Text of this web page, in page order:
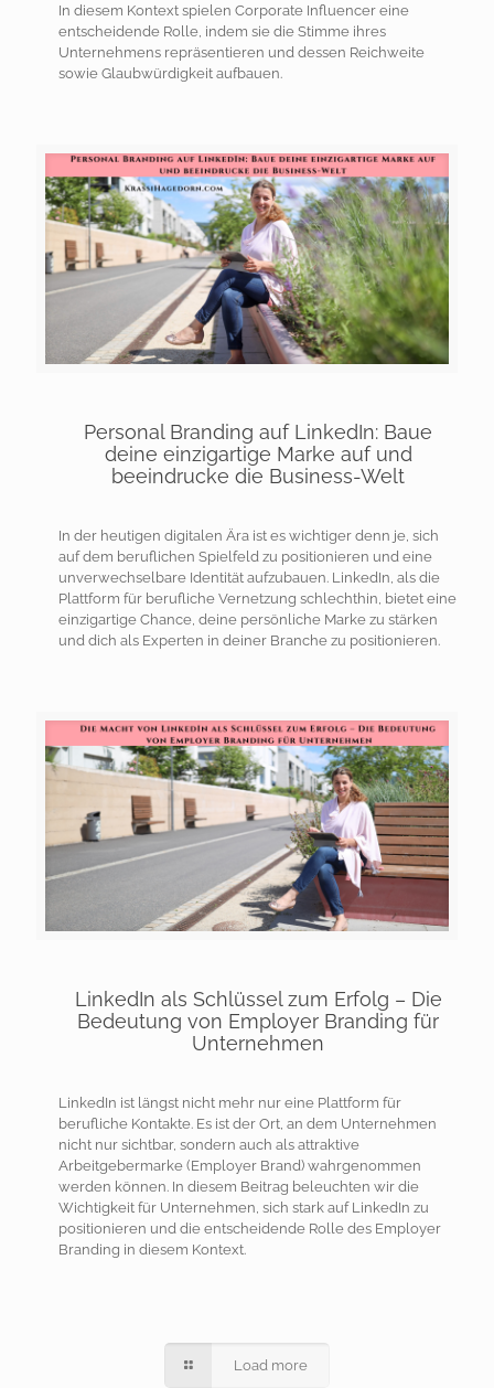
In diesem Kontext spielen Corporate Influencer eine
entscheidende Rolle, indem sie die Stimme ihres
Unternehmens repräsentieren und dessen Reichweite
sowie Glaubwürdigkeit aufbauen.
Personal Branding auf LinkedIn: Baue
deine einzigartige Marke auf und
beeindrucke die Business-Welt
In der heutigen digitalen Ära ist es wichtiger denn je, sich
auf dem beruflichen Spielfeld zu positionieren und eine
unverwechselbare Identität aufzubauen. LinkedIn, als die
Plattform für berufliche Vernetzung schlechthin, bietet eine
einzigartige Chance, deine persönliche Marke zu stärken
und dich als Experten in deiner Branche zu positionieren.
LinkedIn als Schlüssel zum Erfolg – Die
Bedeutung von Employer Branding für
Unternehmen
LinkedIn ist längst nicht mehr nur eine Plattform für
berufliche Kontakte. Es ist der Ort, an dem Unternehmen
nicht nur sichtbar, sondern auch als attraktive
Arbeitgebermarke (Employer Brand) wahrgenommen
werden können. In diesem Beitrag beleuchten wir die
Wichtigkeit für Unternehmen, sich stark auf LinkedIn zu
positionieren und die entscheidende Rolle des Employer
Branding in diesem Kontext.
Load more